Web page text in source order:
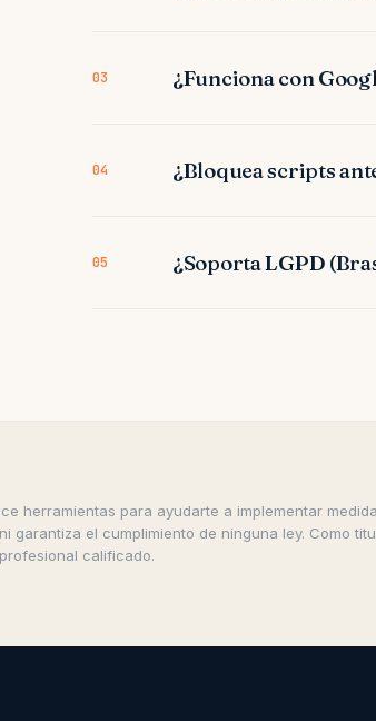
03 ¿Funciona con
04 ¿Bloquea scripts
05 ¿Soporta LGPD
herramientas para ayudarte a implementar
garantiza el cumplimiento de ninguna ley. Como
calificado.